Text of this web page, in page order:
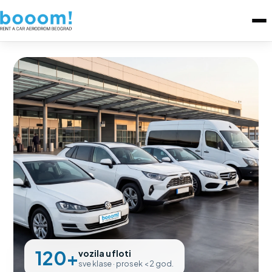
120+vozila u floti
sve klase · prosek < 2 god.